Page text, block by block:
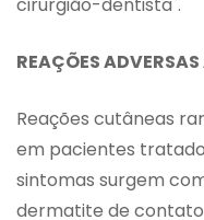
REAÇÕES
Reações cutâneas
em pacientes
sintomas surgem
dermatite de contato